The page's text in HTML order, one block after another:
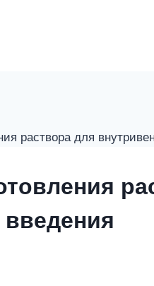
раствора для